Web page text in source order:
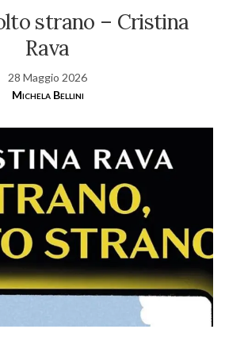
strano – Cristina
Rava
28 Maggio 2026
Michela Bellini